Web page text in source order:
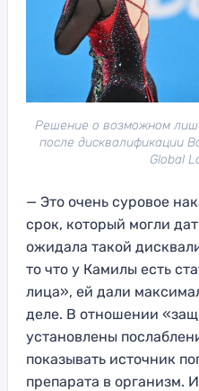
Решение о возможном
после дисквалификации
Global
— Это очень суровое
срок, который могли
ожидала такой
то что у Камилы есть
лица», ей дали
деле. В отношении
установлены
показывать источник
препарата в организм.